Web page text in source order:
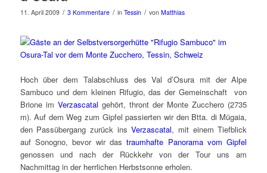
11. April 2009 / 3 Kommentare / in Tessin / von Matthias
Hoch über dem Talabschluss des Val d’Osura mit der Alpe
Sambuco und dem kleinen Rifugio, das der Gemeinschaft von
Brione im Verzascatal gehört, thront der Monte Zucchero (2735
m). Auf dem Weg zum Gipfel passierten wir den Btta. di Mügaia,
den Passübergang zurück insVerzascatal, mit einem Tiefblick
auf Sonogno, bevor wir dastraumhafte Panorama vom Gipfel
genossen und nach der Rückkehr von der Tour uns am
Nachmittag in der herrlichen Herbstsonne erholen.